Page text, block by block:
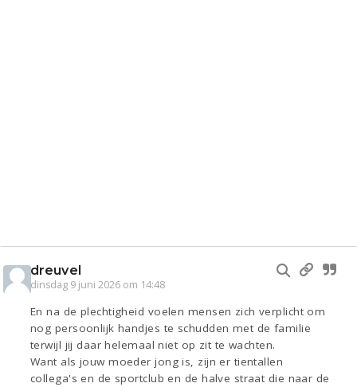
dreuvel
dinsdag 9 juni 2026 om 14:48
En na de plechtigheid voelen mensen zich verplicht om
nog persoonlijk handjes te schudden met de familie
terwijl jij daar helemaal niet op zit te wachten.
Want als jouw moeder jong is, zijn er tientallen
collega's en de sportclub en de halve straat die naar de